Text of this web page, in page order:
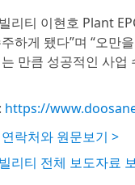
리티 이현호 Plant
하게 됐다”며 “오만
만큼 성공적인 사업
https://
락처와 원문보기 >
리티 전체 보도자료